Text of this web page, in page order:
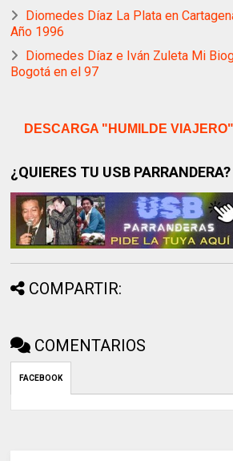
Diomedes Díaz La Plata en
Año 1996
Diomedes Díaz e Iván Zuleta Mi
Bogotá en el 97
DESCARGA "HUMILDE
¿QUIERES TU USB PARRANDERA?
COMPARTIR:
COMENTARIOS
FACEBOOK